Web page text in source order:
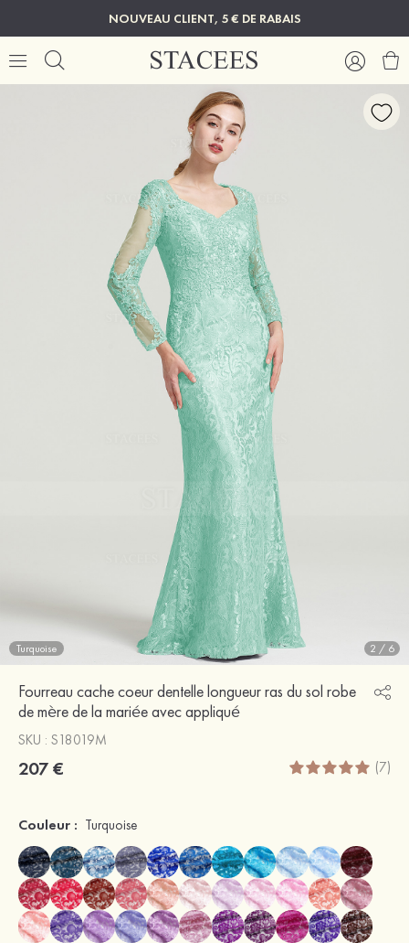
NOUVEAU CLIENT, 5 € DE RABAIS
Turquoise 2 / 6
Fourreau cache coeur dentelle longueur ras du sol robe
de mère de la mariée avec appliqué
SKU : S18019M
207 € (7)
Couleur : Turquoise